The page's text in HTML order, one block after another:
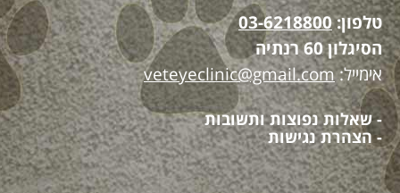
טלפון:03-6218800
הסיגלון 60 רנתיה
אימייל:veteyeclinic@gmail.com
- שאלות נפוצות ותשובות
- הצהרת נגישות